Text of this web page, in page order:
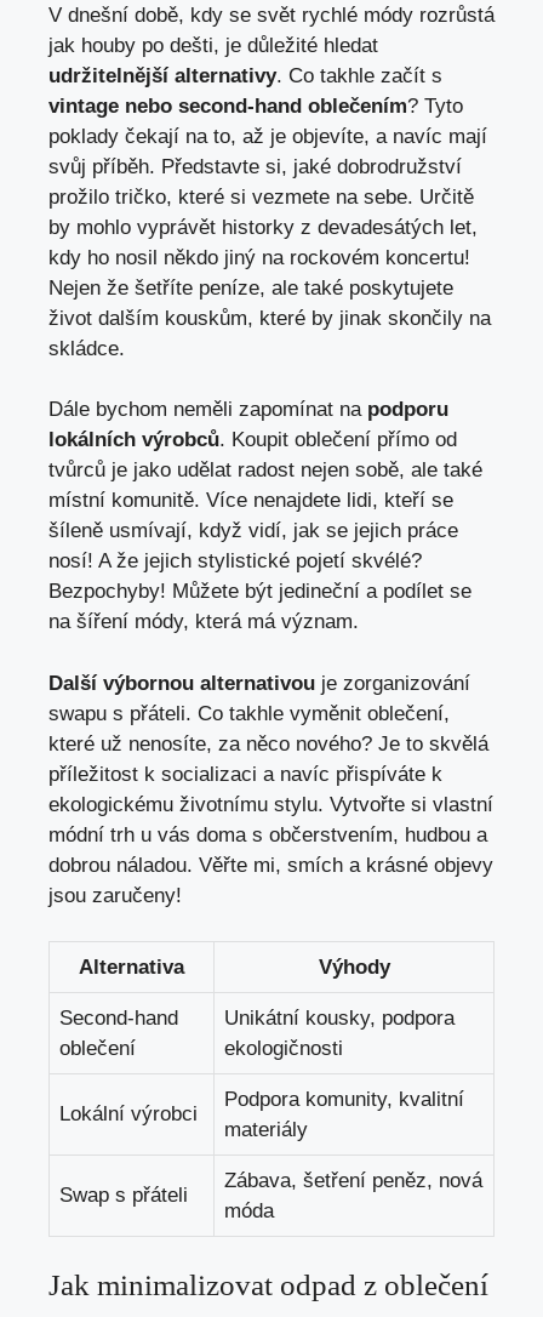
V dnešní době, kdy se svět rychlé módy rozrůstá
jak houby po dešti, je důležité hledat
udržitelnější alternativy. Co takhle začít s
vintage nebo second-hand oblečením? Tyto
poklady čekají na to, až je objevíte, a navíc mají
svůj příběh. Představte si, jaké dobrodružství
prožilo tričko, které si vezmete na sebe. Určitě
by mohlo vyprávět historky z devadesátých let,
kdy ho nosil někdo jiný na rockovém koncertu!
Nejen že šetříte peníze, ale také poskytujete
život dalším kouskům, které by jinak skončily na
skládce.
Dále bychom neměli zapomínat na podporu
lokálních výrobců. Koupit oblečení přímo od
tvůrců je jako udělat radost nejen sobě, ale také
místní komunitě. Více nenajdete lidi, kteří se
šíleně usmívají, když vidí, jak se jejich práce
nosí! A že jejich stylistické pojetí skvélé?
Bezpochyby! Můžete být jedineční a podílet se
na šíření módy, která má význam.
Další výbornou alternativou je zorganizování
swapu s přáteli. Co takhle vyměnit oblečení,
které už nenosíte, za něco nového? Je to skvělá
příležitost k socializaci a navíc přispíváte k
ekologickému životnímu stylu. Vytvořte si vlastní
módní trh u vás doma s občerstvením, hudbou a
dobrou náladou. Věřte mi, smích a krásné objevy
jsou zaručeny!
Alternativa Výhody
Second-hand
oblečení
Unikátní kousky, podpora
ekologičnosti
Lokální výrobci
Podpora komunity, kvalitní
materiály
Swap s přáteli
Zábava, šetření peněz, nová
móda
Jak minimalizovat odpad z oblečení